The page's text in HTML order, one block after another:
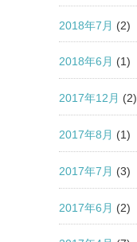
2018年7月 (2)
2018年6月 (1)
2017年12月 (2)
2017年8月 (1)
2017年7月 (3)
2017年6月 (2)